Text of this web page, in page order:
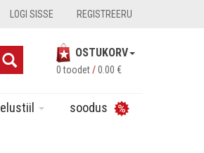
LOGI SISSE REGISTREERU
OSTUKORV
0 toodet/0.00 €
elustiil soodus